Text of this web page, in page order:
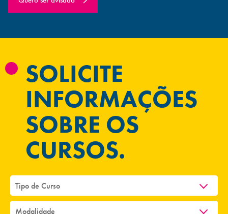
SOLICITE
INFORMAÇÕES
SOBRE OS
CURSOS.